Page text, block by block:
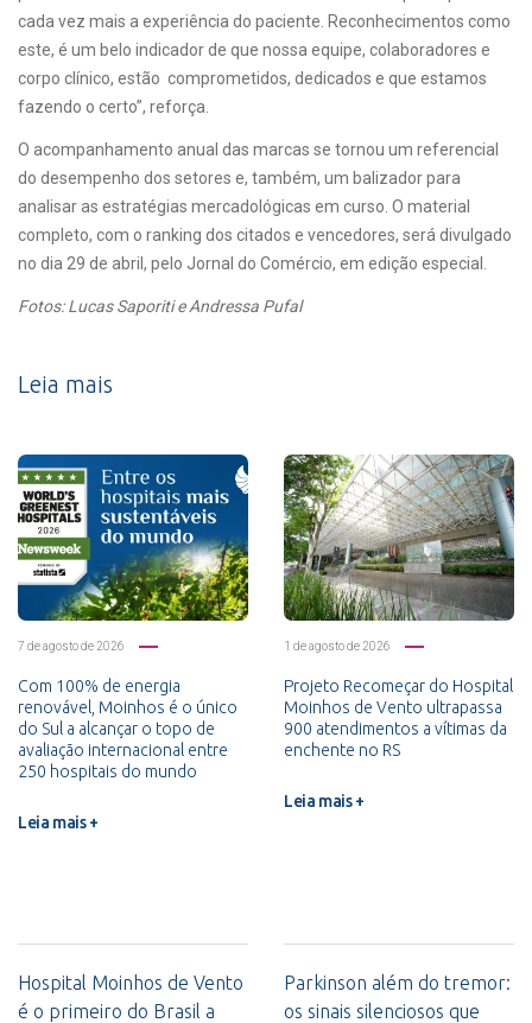
cada vez mais a experiência do paciente. Reconhecimentos como
este, é um belo indicador de que nossa equipe, colaboradores e
corpo clínico, estão comprometidos, dedicados e que estamos
fazendo o certo”, reforça.
O acompanhamento anual das marcas se tornou um referencial
do desempenho dos setores e, também, um balizador para
analisar as estratégias mercadológicas em curso. O material
completo, com o ranking dos citados e vencedores, será divulgado
no dia 29 de abril, pelo Jornal do Comércio, em edição especial.
Fotos: Lucas Saporiti e Andressa Pufal
Leia mais
7 de agosto de 2026
Com 100% de energia
renovável, Moinhos é o único
do Sul a alcançar o topo de
avaliação internacional entre
250 hospitais do mundo
Leia mais +
1 de agosto de 2026
Projeto Recomeçar do Hospital
Moinhos de Vento ultrapassa
900 atendimentos a vítimas da
enchente no RS
Leia mais +
Hospital Moinhos de Vento
é o primeiro do Brasil a
Parkinson além do tremor:
os sinais silenciosos que